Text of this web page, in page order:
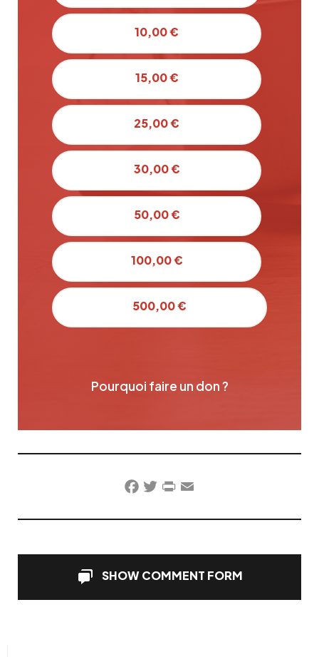
10,00 €
15,00 €
25,00 €
30,00 €
50,00 €
100,00 €
500,00 €
Pourquoi faire un don ?
Facebook
TwitterPrintFriendly
Email
SHOW COMMENT FORM